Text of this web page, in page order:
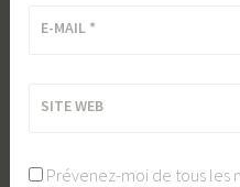
E-MAIL *
SITE WEB
Prévenez-moi de tous les